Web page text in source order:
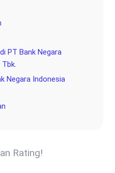
PT Bank Negara
Tbk.
Negara Indonesia
Rating!